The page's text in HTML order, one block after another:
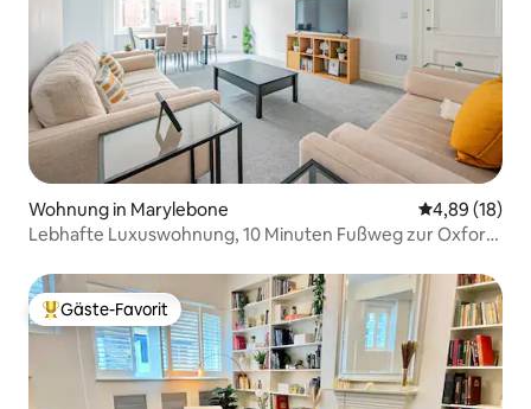
Wohnung in Marylebone
4,89 (18)
Lebhafte Luxuswohnung, 10 Minuten Fußweg zur Oxford
Beliebter Gäste-Favorit.
Gäste-Favorit